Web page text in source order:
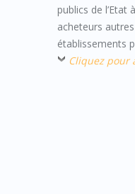
publics de
acheteurs
établissements
Cliquez pour